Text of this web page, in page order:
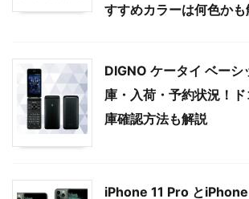
すすめカラーは何色かも
DIGNO ケータイ ベー
庫・入荷・予約状況！
庫確認方法も解説
iPhone 11 Pro と